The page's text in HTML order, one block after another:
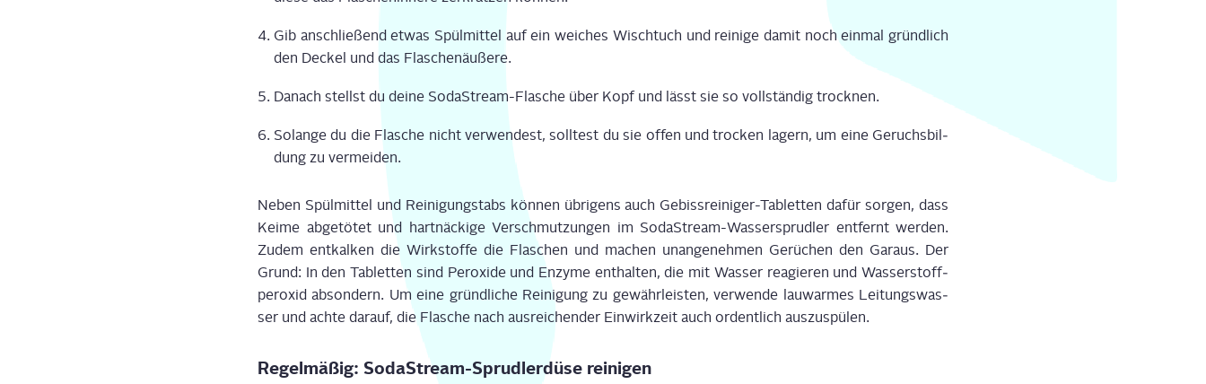
Gib anschlie­ßend etwas Spül­mit­tel auf ein wei­ches Wisch­tuch und rei­ni­ge damit noch ein­mal gründ­lich
den Deckel und das Fla­schen­äu­ße­re.
Danach stellst du dei­ne Soda­Stream-Fla­sche über Kopf und lässt sie so voll­stän­dig trock­nen.
Solan­ge du die Fla­sche nicht ver­wen­dest, soll­test du sie offen und tro­cken lagern, um eine Geruchs­bil­
dung zu ver­mei­den.
Neben Spül­mit­tel und Rei­ni­gung­stabs kön­nen übri­gens auch Gebiss­rei­ni­ger-Tablet­ten dafür sor­gen, dass
Kei­me abge­tö­tet und hart­nä­cki­ge Ver­schmut­zun­gen im Soda­Stream-Was­ser­sprud­ler ent­fernt wer­den.
Zudem ent­kal­ken die Wirk­stof­fe die Fla­schen und machen unan­ge­neh­men Gerü­chen den Gar­aus. Der
Grund: In den Tablet­ten sind Per­oxi­de und Enzy­me ent­hal­ten, die mit Was­ser reagie­ren und Was­ser­stoff­
per­oxid abson­dern. Um eine gründ­li­che Rei­ni­gung zu gewähr­leis­ten, ver­wen­de lau­war­mes Lei­tungs­was­
ser und ach­te dar­auf, die Fla­sche nach aus­rei­chen­der Ein­wirk­zeit auch ordent­lich aus­zu­spü­len.
Regel­mä­ßig: Soda­Stream-Sprud­ler­dü­se reinigen